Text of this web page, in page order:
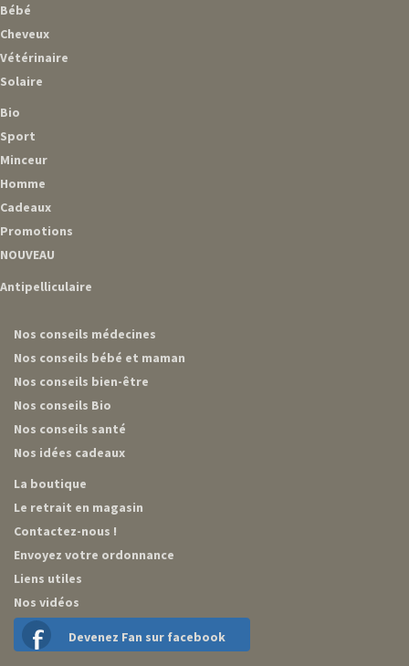
Bébé
Cheveux
Vétérinaire
Solaire
Bio
Sport
Minceur
Homme
Cadeaux
Promotions
NOUVEAU
Antipelliculaire
Nos conseils médecines
Nos conseils bébé et maman
Nos conseils bien-être
Nos conseils Bio
Nos conseils santé
Nos idées cadeaux
La boutique
Le retrait en magasin
Contactez-nous !
Envoyez votre ordonnance
Liens utiles
Nos vidéos
Devenez Fan sur facebook